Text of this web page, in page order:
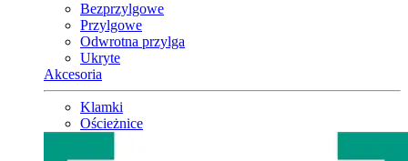
Bezprzylgowe
Przylgowe
Odwrotna przylga
Ukryte
Akcesoria
Klamki
Ościeżnice